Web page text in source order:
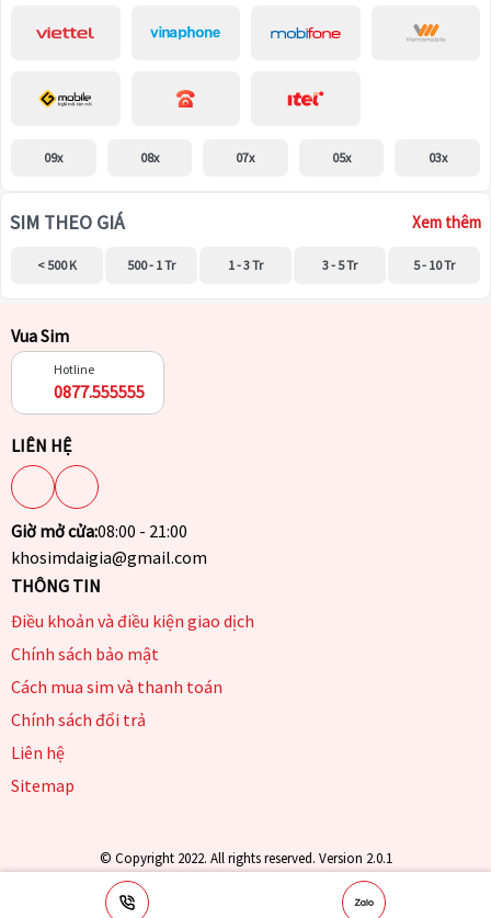
09x 08x 07x 05x 03x
SIM THEO GIÁ Xem thêm
< 500 K 500 - 1 Tr 1 - 3 Tr 3 - 5 Tr 5 - 10 Tr
Vua Sim
Hotline
0877.555555
LIÊN HỆ
Giờ mở cửa:08:00 - 21:00
khosimdaigia@gmail.com
THÔNG TIN
Điều khoản và điều kiện giao dịch
Chính sách bảo mật
Cách mua sim và thanh toán
Chính sách đổi trả
Liên hệ
Sitemap
© Copyright 2022. All rights reserved. Version 2.0.1